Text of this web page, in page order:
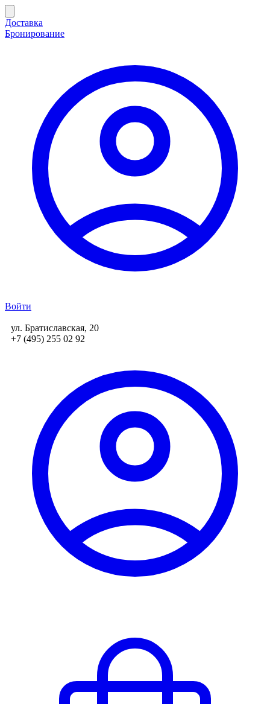
Доставка
Бронирование
Войти
ул. Братиславская, 20
+7 (495) 255 02 92